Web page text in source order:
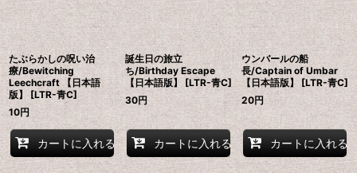
たぶらかしの呪い治
療/Bewitching
Leechcraft 【日本語
版】 [LTR-青C]
10円
カートに入れる
誕生日の旅立
ち/Birthday Escape
【日本語版】 [LTR-青C]
30円
カートに入れる
ウンバールの船
長/Captain of Umbar
【日本語版】 [LTR-青C]
20円
カートに入れる